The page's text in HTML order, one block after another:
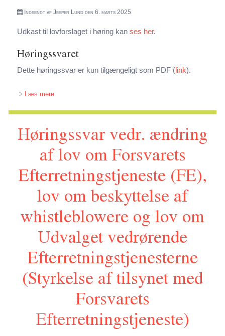
Indsendt af Jesper Lundden 6. marts 2025
Udkast til lovforslaget i høring kan ses her.
Høringssvaret
Dette høringssvar er kun tilgængeligt som PDF (link).
Læs mereom Høringssvar vedr. ændring af lov om Politiets
Efterretningstjeneste (PET), (Understøttelse af Politiets
analysebaseret efterretningsvirksomhed m.v.)
Høringssvar vedr. ændring
af lov om Forsvarets
Efterretningstjeneste (FE),
lov om beskyttelse af
whistleblowere og lov om
Udvalget vedrørende
Efterretningstjenesterne
(Styrkelse af tilsynet med
Forsvarets
Efterretningstjeneste)